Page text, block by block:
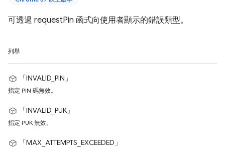
可透過 requestPin 函式向使用者顯示的錯誤類型。
列舉
「INVALID_PIN」
指定 PIN 碼無效。
「INVALID_PUK」
指定 PUK 無效。
「MAX_ATTEMPTS_EXCEEDED」